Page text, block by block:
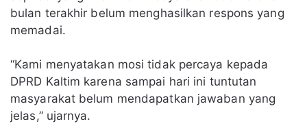
bulan terakhir belum menghasilkan respons yang
memadai.
“Kami menyatakan mosi tidak percaya kepada
DPRD Kaltim karena sampai hari ini tuntutan
masyarakat belum mendapatkan jawaban yang
jelas,” ujarnya.